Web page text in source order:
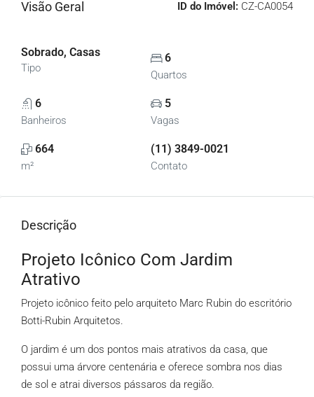
Visão Geral ID do Imóvel: CZ-CA0054
Sobrado, Casas
Tipo
6
Quartos
6
Banheiros
5
Vagas
664
m²
(11) 3849-0021
Contato
Descrição
Projeto Icônico Com Jardim
Atrativo
Projeto icônico feito pelo arquiteto Marc Rubin do escritório
Botti-Rubin Arquitetos.
O jardim é um dos pontos mais atrativos da casa, que
possui uma árvore centenária e oferece sombra nos dias
de sol e atrai diversos pássaros da região.